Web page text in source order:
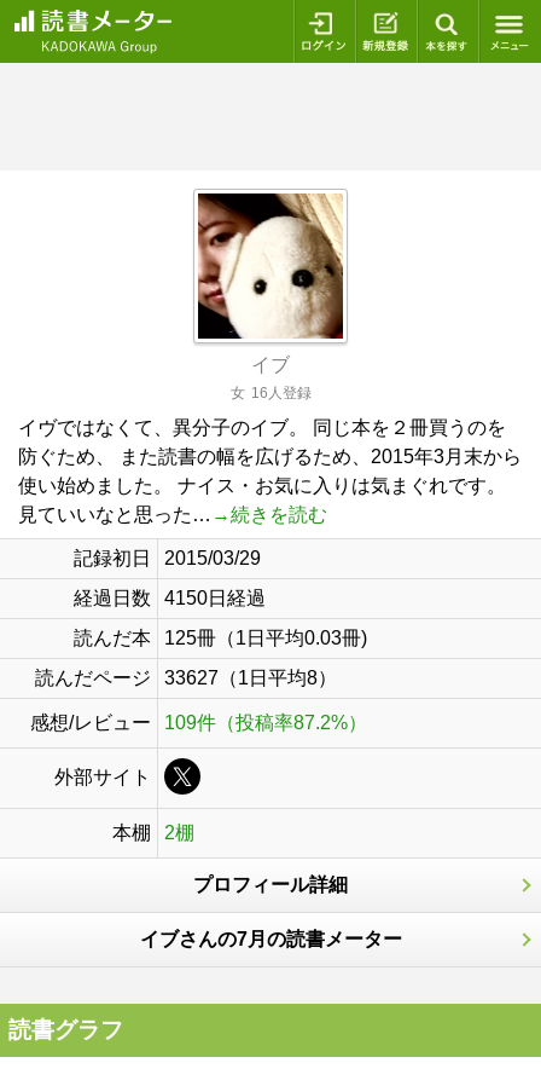
ログイン 新規登録
イブ
女 16人登録
イヴではなくて、異分子のイブ。 同じ本を２冊買うのを
防ぐため、 また読書の幅を広げるため、2015年3月末から
使い始めました。 ナイス・お気に入りは気まぐれです。
見ていいなと思った… →続きを読む
記録初日
2015/03/29
経過日数
4150日経過
読んだ本
125冊（1日平均0.03冊)
読んだページ
33627（1日平均8）
感想/レビュー 109件（投稿率87.2%）
外部サイト
本棚 2棚
プロフィール詳細
イブさんの7月の読書メーター
読書グラフ